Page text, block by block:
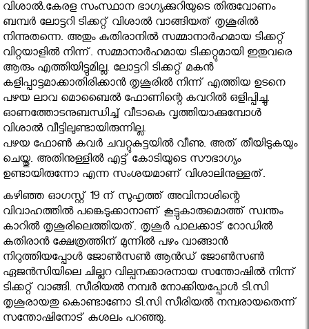
വിശാല്‍.കേരള സംസ്ഥാന ഭാഗ്യക്കുറിയുടെ തിരുവോണം
ബമ്പര്‍ ലോട്ടറി ടിക്കറ്റ് വിശാല്‍ വാങ്ങിയത് തൃശൂരില്‍
നിന്നുതന്നെ. അതും കുതിരാനില്‍ സമ്മാനാര്‍ഹമായ ടിക്കറ്റ്
വിറ്റയാളില്‍ നിന്ന്. സമ്മാനാര്‍ഹമായ ടിക്കറ്റുമായി ഇതുവരെ
ആരും എത്തിയിട്ടുമില്ല. ലോട്ടറി ടിക്കറ്റ് മകന്‍
കളിപ്പാട്ടമാക്കാതിരിക്കാന്‍ തൃശൂരില്‍ നിന്ന് എത്തിയ ഉടനെ
പഴയ ലാവ മൊബൈല്‍ ഫോണിന്റെ കവറില്‍ ഒളിപ്പിച്ചു.
ഓണത്തോടനുബന്ധിച്ച് വീടാകെ വൃത്തിയാക്കുമ്പോള്‍
വിശാല്‍ വീട്ടിലുണ്ടായിരുന്നില്ല.
പഴയ ഫോണ്‍ കവര്‍ ചവറ്റുകുട്ടയില്‍ വീണു. അത് തീയിടുകയും
ചെയ്തു. അതിനുള്ളില്‍ എട്ട് കോടിയുടെ സൗഭാഗ്യം
ഉണ്ടായിരുന്നോ എന്ന സംശയമാണ് വിശാലിനുള്ളത്.
കഴിഞ്ഞ ഓഗസ്റ്റ് 19 ന് സുഹൃത്ത് അവിനാശിന്റെ
വിവാഹത്തില്‍ പങ്കെടുക്കാനാണ് കൂട്ടുകാരുമൊത്ത് സ്വന്തം
കാറില്‍ തൃശൂരിലെത്തിയത്. തൃശൂര്‍ പാലക്കാട് റോഡില്‍
കുതിരാന്‍ ക്ഷേത്രത്തിന് മുന്നില്‍ പഴം വാങ്ങാന്‍
നിറുത്തിയപ്പോള്‍ ജോണ്‍സണ്‍ ആന്‍ഡ് ജോണ്‍സണ്‍
ഏജന്‍സിയിലെ ചില്ലറ വില്പനക്കാരനായ സന്തോഷില്‍ നിന്ന്
ടിക്കറ്റ് വാങ്ങി. സീരിയല്‍ നമ്പര്‍ നോക്കിയപ്പോള്‍ ടി.സി
തൃശൂരായതു കൊണ്ടാണോ ടി.സി സീരിയല്‍ നമ്പരായതെന്ന്
സന്തോഷിനോട് കുശലം പറഞ്ഞു.